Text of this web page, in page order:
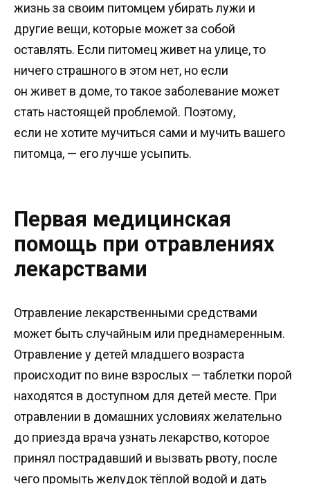
жизнь за своим питомцем убирать лужи и
другие вещи, которые может за собой
оставлять. Если питомец живет на улице, то
ничего страшного в этом нет, но если
он живет в доме, то такое заболевание может
стать настоящей проблемой. Поэтому,
если не хотите мучиться сами и мучить вашего
питомца, — его лучше усыпить.
Первая медицинская
помощь при отравлениях
лекарствами
Отравление лекарственными средствами
может быть случайным или преднамеренным.
Отравление у детей младшего возраста
происходит по вине взрослых — таблетки порой
находятся в доступном для детей месте. При
отравлении в домашних условиях желательно
до приезда врача узнать лекарство, которое
принял пострадавший и вызвать рвоту, после
чего промыть желудок тёплой водой и дать